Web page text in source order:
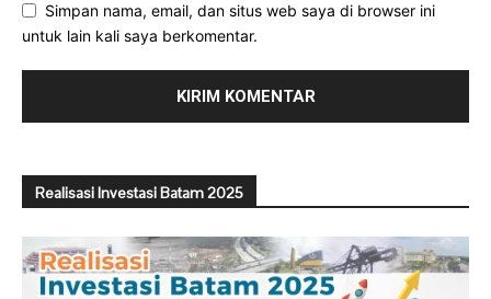
Simpan nama, email, dan situs web saya di browser ini
untuk lain kali saya berkomentar.
Realisasi Investasi Batam 2025